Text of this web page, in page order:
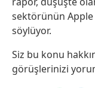
sektörünün
söylüyor.
Siz bu konu
görüşlerinizi